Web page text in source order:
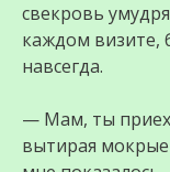
свекровь
каждом визите,
навсегда.
— Мам, ты
вытирая